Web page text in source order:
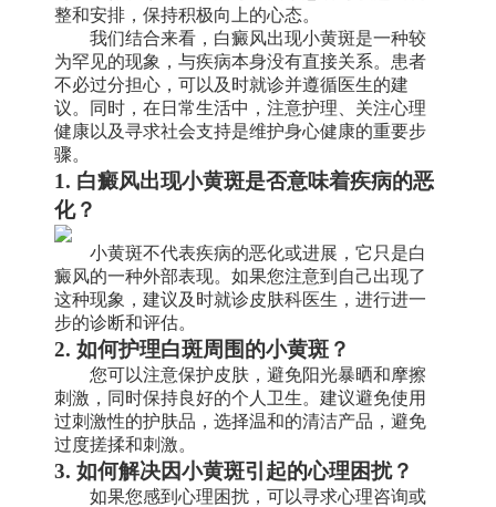
整和安排，保持积极向上的心态。
我们结合来看，白癜风出现小黄斑是一种较
为罕见的现象，与疾病本身没有直接关系。患者
不必过分担心，可以及时就诊并遵循医生的建
议。同时，在日常生活中，注意护理、关注心理
健康以及寻求社会支持是维护身心健康的重要步
骤。
1. 白癜风出现小黄斑是否意味着疾病的恶
化？
小黄斑不代表疾病的恶化或进展，它只是白
癜风的一种外部表现。如果您注意到自己出现了
这种现象，建议及时就诊皮肤科医生，进行进一
步的诊断和评估。
2. 如何护理白斑周围的小黄斑？
您可以注意保护皮肤，避免阳光暴晒和摩擦
刺激，同时保持良好的个人卫生。建议避免使用
过刺激性的护肤品，选择温和的清洁产品，避免
过度搓揉和刺激。
3. 如何解决因小黄斑引起的心理困扰？
如果您感到心理困扰，可以寻求心理咨询或